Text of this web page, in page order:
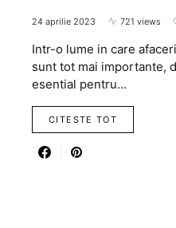
24 aprilie 2023 721 views
Intr-o lume in care
sunt tot mai importante,
esential pentru…
CITESTE TOT